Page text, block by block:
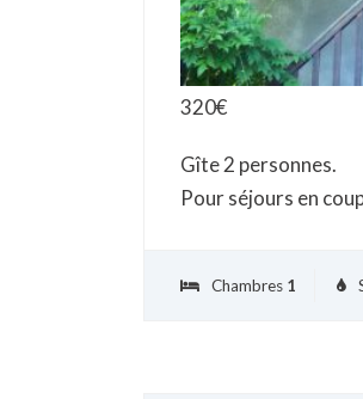
320€
Gîte 2 personnes.
Pour séjours en
Chambres 1